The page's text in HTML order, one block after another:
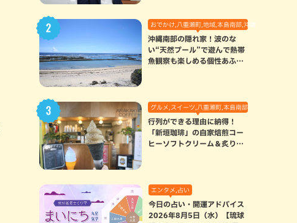
おでかけ,八重瀬町,地域,本島南部,沖縄の海,自然
沖縄南部の隠れ家！波のな
い“天然プール”で遊んで熱帯
魚観察も楽しめる個性あふれ
グルメ,スイーツ,八重瀬町,本島南部
行列ができる理由に納得！
「新垣珈琲」の自家焙煎コー
ヒーソフトクリーム＆炙りマ
エンタメ,占い
今日の占い・開運アドバイス
2026年8月5日（水）【琉球